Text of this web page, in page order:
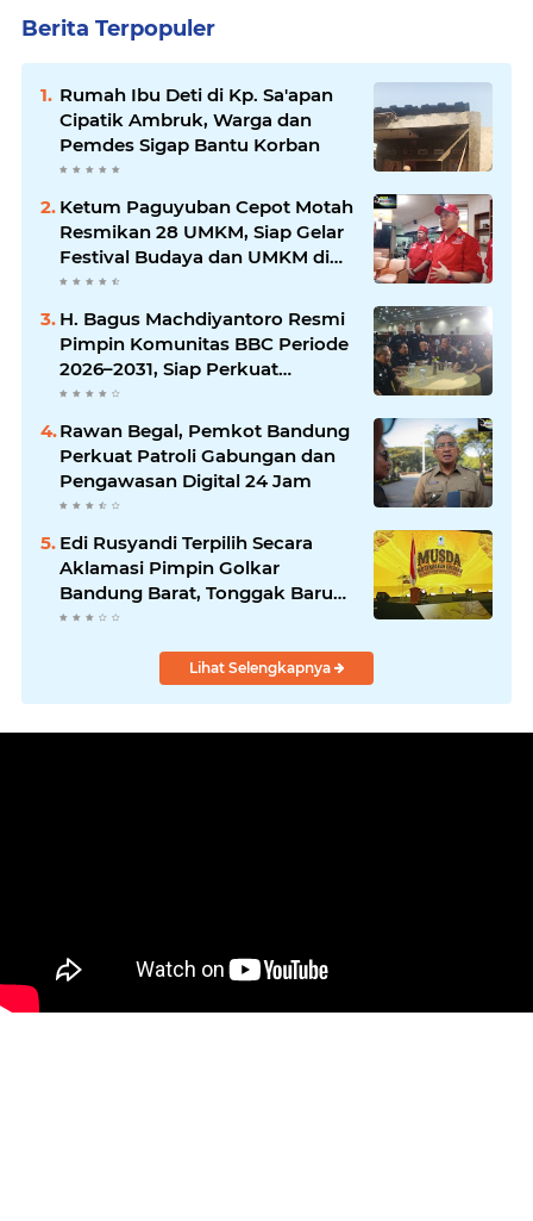
Berita Terpopuler
Rumah Ibu Deti di Kp. Sa'apan
Cipatik Ambruk, Warga dan
Pemdes Sigap Bantu Korban
Ketum Paguyuban Cepot Motah
Resmikan 28 UMKM, Siap Gelar
Festival Budaya dan UMKM di
Jalan Braga
H. Bagus Machdiyantoro Resmi
Pimpin Komunitas BBC Periode
2026–2031, Siap Perkuat
Solidaritas dan Hadirkan
Program Nyata untuk
Masyarakat
Rawan Begal, Pemkot Bandung
Perkuat Patroli Gabungan dan
Pengawasan Digital 24 Jam
Edi Rusyandi Terpilih Secara
Aklamasi Pimpin Golkar
Bandung Barat, Tonggak Baru
Kepemimpinan Harmonis
Lihat Selengkapnya